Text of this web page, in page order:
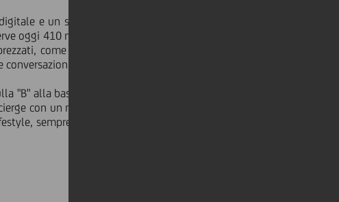
e un servizio accessibile, rapido ed
oggi 410 mila clienti con una concierge
come dimostrato dalle valutazioni
del 91%.
"B" alla base dell'applicazione, il cliente
con un modello di messaggistica che
sempre h24/7 in collaborazione con